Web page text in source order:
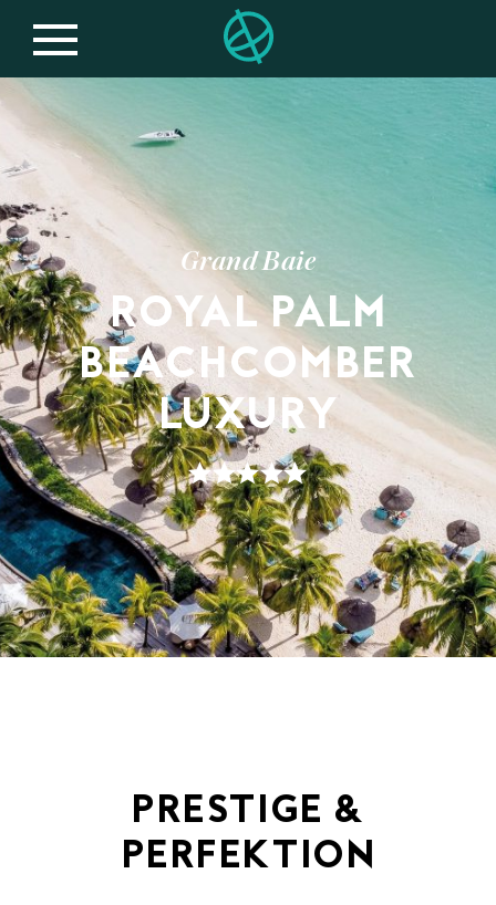
Grand Baie
ROYAL PALM
BEACHCOMBER
LUXURY
PRESTIGE &
PERFEKTION